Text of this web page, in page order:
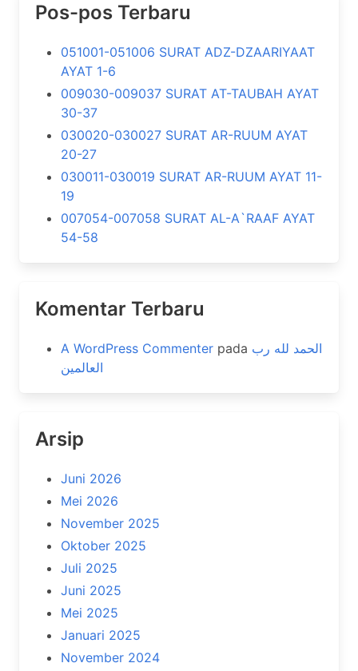
Pos-pos Terbaru
051001-051006 SURAT ADZ-DZAARIYAAT
AYAT 1-6
009030-009037 SURAT AT-TAUBAH AYAT
30-37
030020-030027 SURAT AR-RUUM AYAT
20-27
030011-030019 SURAT AR-RUUM AYAT 11-
19
007054-007058 SURAT AL-A`RAAF AYAT
54-58
Komentar Terbaru
A WordPress Commenter pada الحمد لله رب
العالمين
Arsip
Juni 2026
Mei 2026
November 2025
Oktober 2025
Juli 2025
Juni 2025
Mei 2025
Januari 2025
November 2024